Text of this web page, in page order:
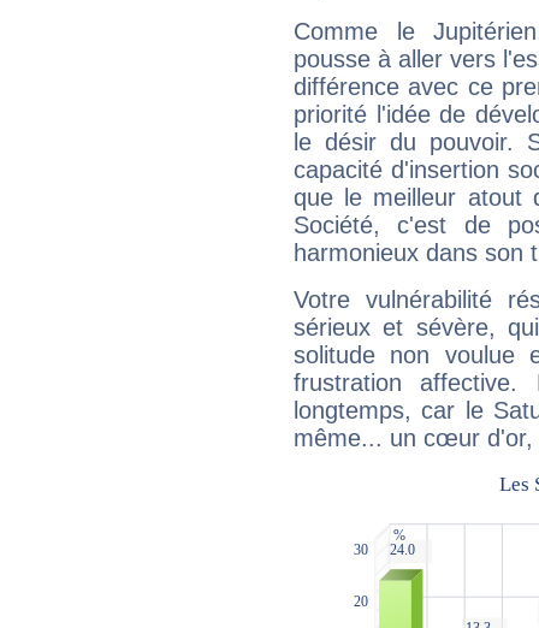
Comme le
pousse à aller vers
différence avec ce
priorité l'idée de
le désir du pouvoir.
capacité d'insertion
que le meilleur atout
Société, c'est de
harmonieux dans son
Votre vulnérabilité
sérieux et sévère,
solitude non voulue
frustration
longtemps, car le
même... un cœur d'or,